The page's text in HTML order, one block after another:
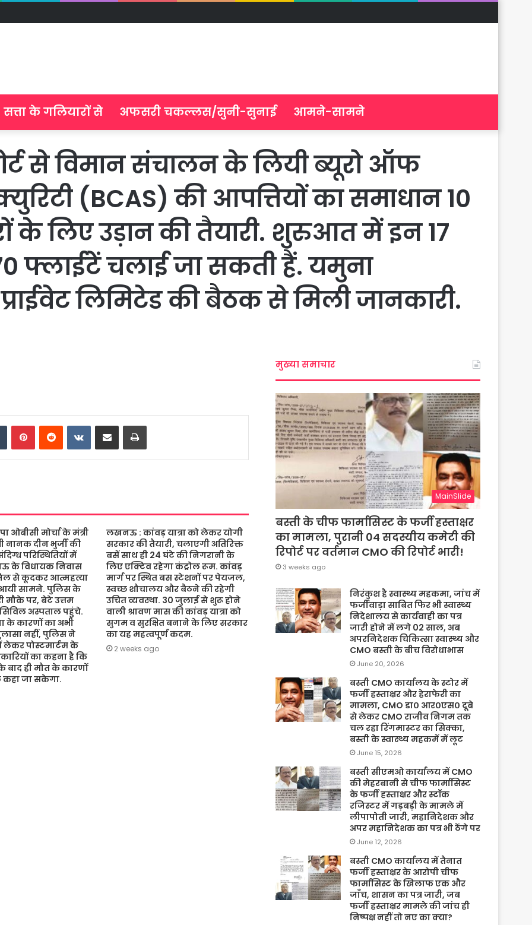
सत्ता के गलियारों से अफसरी चकल्लस/सुनी-सुनाई आमने-सामने
से विमान संचालन के लियी ब्यूरो ऑफ
(BCAS) की आपत्तियों का समाधान 10
के लिए उड़ान की तैयारी. शुरुआत में इन 17
फ्लाईटें चलाई जा सकती हैं. यमुना
लिमिटेड की बैठक से मिली जानकारी.
TumblrPinterestReddit VKontakte
Share via Email Print
मोर्चा के मंत्री
नानक दीन भुर्जी की
परिस्थितियों में
के विधायक निवास
से कूदकर आत्महत्या
सामने. पुलिस के
मौके पर, बेटे उत्तम
अस्पताल पहुंचे.
के कारणों का अभी
नहीं, पुलिस ने
पोस्टमार्टम के
का कहना है कि
बाद ही मौत के कारणों
जा सकेगा.
लखनऊ : कांवड़ यात्रा को लेकर योगी
सरकार की तैयारी, चलाएगी अतिरिक्त
बसें साथ ही 24 घंटे की निगरानी के
लिए एक्टिव रहेगा कंट्रोल रूम. कांवड़
मार्ग पर स्थित बस स्टेशनों पर पेयजल,
स्वच्छ शौचालय और बैठने की रहेगी
उचित व्यवस्था. 30 जुलाई से शुरू होने
वाली श्रावण मास की कांवड़ यात्रा को
सुगम व सुरक्षित बनाने के लिए सरकार
का यह महत्वपूर्ण कदम.
2 weeks ago
मुख्या समाचार
MainSlide
बस्ती के चीफ फार्मासिस्ट के फर्जी हस्ताक्षर
का मामला, पुरानी 04 सदस्यीय कमेटी की
रिपोर्ट पर वर्तमान CMO की रिपोर्ट भारी!
3 weeks ago
निरंकुश है स्वास्थ्य महकमा, जांच में
फर्जीवाड़ा साबित फिर भी स्वास्थ्य
निदेशालय से कार्यवाही का पत्र
जारी होने में लगे 02 साल, अब
अपरनिदेशक चिकित्सा स्वास्थ्य और
CMO बस्ती के बीच विरोधाभास
June 20, 2026
बस्ती CMO कार्यालय के स्टोर में
फर्जी हस्ताक्षर और हेराफेरी का
मामला, CMO डा० आर०एस० दूबे
से लेकर CMO राजीव निगम तक
चल रहा रिंगमास्टर का सिक्का,
बस्ती के स्वास्थ्य महकमें में लूट
June 15, 2026
बस्ती सीएमओ कार्यालय में CMO
की मेहरबानी से चीफ फार्मासिस्ट
के फर्जी हस्ताक्षर और स्टॉक
रजिस्टर में गड़बड़ी के मामले में
लीपापोती जारी, महानिदेशक और
अपर महानिदेशक का पत्र भी ठेंगे पर
June 12, 2026
बस्ती CMO कार्यालय में तैनात
फर्जी हस्ताक्षर के आरोपी चीफ
फार्मासिस्ट के खिलाफ एक और
जाँच, शासन का पत्र जारी, जब
फर्जी हस्ताक्षर मामले की जांच ही
निष्पक्ष नहीं तो नए का क्या?